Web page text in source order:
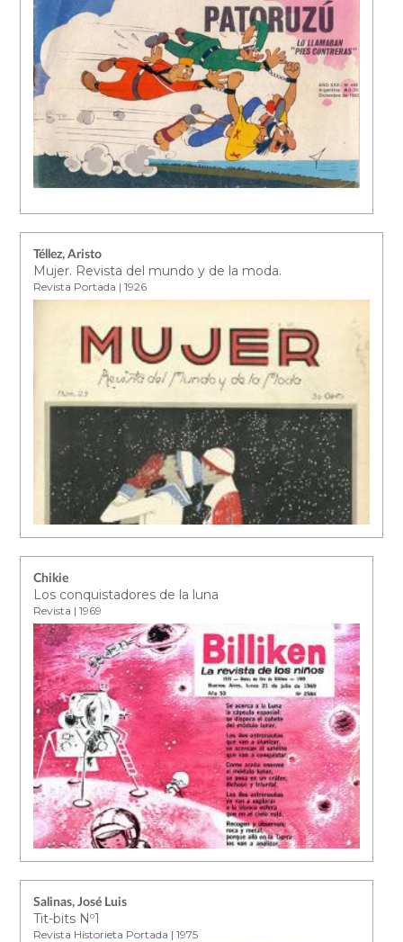
Téllez, Aristo
Mujer. Revista del mundo y de la moda.
Revista Portada | 1926
Chikie
Los conquistadores de la luna
Revista | 1969
Salinas, José Luis
Tit-bits Nº1
Revista Historieta Portada | 1975